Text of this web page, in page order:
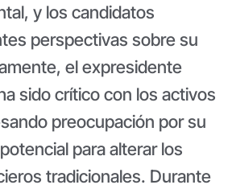
y los candidatos
perspectivas sobre su
el expresidente
sido crítico con los activos
preocupación por su
para alterar los
tradicionales. Durante